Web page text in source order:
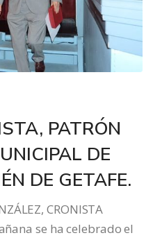
PATRÓN
DE
DE GETAFE.
CRONISTA
se ha celebrado el